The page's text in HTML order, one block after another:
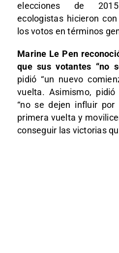
elecciones de
ecologistas hicieron
los votos en términos
Marine Le Pen
que sus votantes “no
pidió “un nuevo
vuelta. Asimismo,
“no se dejen influir
primera vuelta y
conseguir las victorias